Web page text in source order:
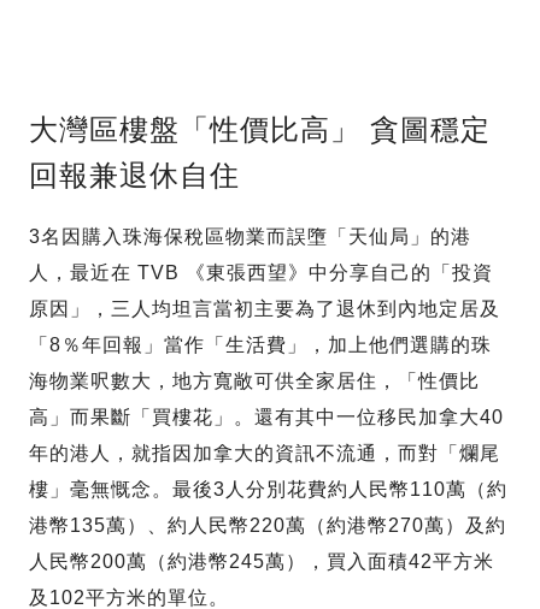
大灣區樓盤「性價比高」 貪圖穩定
回報兼退休自住
3名因購入珠海保稅區物業而誤墮「天仙局」的港
人，最近在 TVB 《東張西望》中分享自己的「投資
原因」，三人均坦言當初主要為了退休到內地定居及
「8％年回報」當作「生活費」，加上他們選購的珠
海物業呎數大，地方寬敞可供全家居住，「性價比
高」而果斷「買樓花」。還有其中一位移民加拿大40
年的港人，就指因加拿大的資訊不流通，而對「爛尾
樓」毫無慨念。最後3人分別花費約人民幣110萬（約
港幣135萬）、約人民幣220萬（約港幣270萬）及約
人民幣200萬（約港幣245萬），買入面積42平方米
及102平方米的單位。